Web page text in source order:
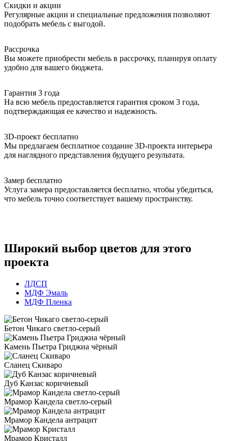
Скидки и акции
Регулярные акции и специальные предложения позволяют
подобрать мебель с выгодой.
Рассрочка
Вы можете приобрести мебель в рассрочку, планируя оплату
удобно для вашего бюджета.
Гарантия 3 года
На всю мебель предоставляется гарантия сроком 3 года,
подтверждающая ее качество и надежность.
3D-проект бесплатно
Мы предлагаем бесплатное создание 3D-проекта интерьера
для наглядного представления будущего результата.
Замер бесплатно
Услуга замера предоставляется бесплатно, чтобы убедиться,
что мебель точно соответствует вашему пространству.
Широкий выбор цветов для этого
проекта
ЛДСП
МДФ Эмаль
МДФ Пленка
Бетон Чикаго светло-серый
Камень Пьетра Гриджиа чёрный
Сланец Скиваро
Дуб Канзас коричневый
Мрамор Кандела cветло-серый
Мрамор Кандела антрацит
Мрамор Кристалл